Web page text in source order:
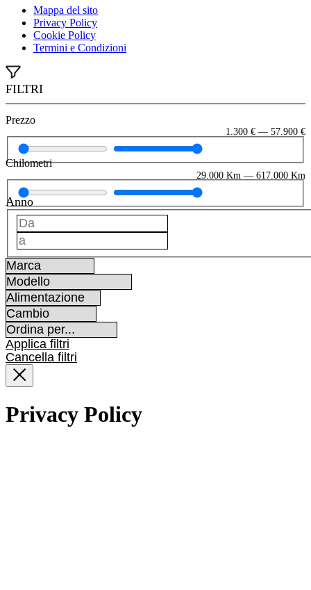
Mappa del sito
Privacy Policy
Cookie Policy
Termini e Condizioni
FILTRI
Prezzo
1.300 € — 57.900 €
Chilometri
29.000 Km — 617.000 Km
Anno
Applica filtri
Cancella filtri
Privacy Policy